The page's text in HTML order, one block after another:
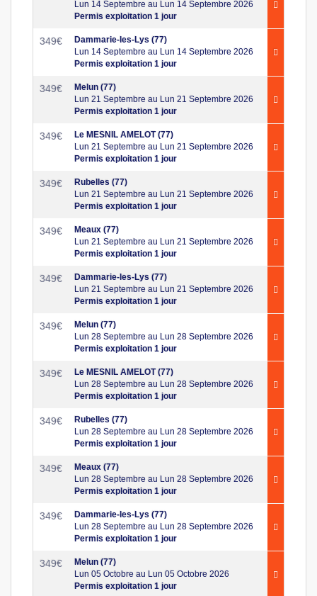
Lun 14 Septembre au Lun 14 Septembre 2026
Permis exploitation 1 jour
349€
Dammarie-les-Lys (77)
Lun 14 Septembre au Lun 14 Septembre 2026
Permis exploitation 1 jour
349€
Melun (77)
Lun 21 Septembre au Lun 21 Septembre 2026
Permis exploitation 1 jour
349€
Le MESNIL AMELOT (77)
Lun 21 Septembre au Lun 21 Septembre 2026
Permis exploitation 1 jour
349€
Rubelles (77)
Lun 21 Septembre au Lun 21 Septembre 2026
Permis exploitation 1 jour
349€
Meaux (77)
Lun 21 Septembre au Lun 21 Septembre 2026
Permis exploitation 1 jour
349€
Dammarie-les-Lys (77)
Lun 21 Septembre au Lun 21 Septembre 2026
Permis exploitation 1 jour
349€
Melun (77)
Lun 28 Septembre au Lun 28 Septembre 2026
Permis exploitation 1 jour
349€
Le MESNIL AMELOT (77)
Lun 28 Septembre au Lun 28 Septembre 2026
Permis exploitation 1 jour
349€
Rubelles (77)
Lun 28 Septembre au Lun 28 Septembre 2026
Permis exploitation 1 jour
349€
Meaux (77)
Lun 28 Septembre au Lun 28 Septembre 2026
Permis exploitation 1 jour
349€
Dammarie-les-Lys (77)
Lun 28 Septembre au Lun 28 Septembre 2026
Permis exploitation 1 jour
349€
Melun (77)
Lun 05 Octobre au Lun 05 Octobre 2026
Permis exploitation 1 jour